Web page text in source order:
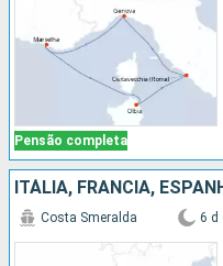
Pensão completa
ITÁLIA, FRANCIA,
Costa Smeralda 6 d